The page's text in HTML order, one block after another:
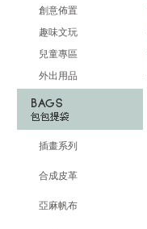
創意佈置
趣味文玩
兒童專區
外出用品
插畫系列
合成皮革
亞麻帆布